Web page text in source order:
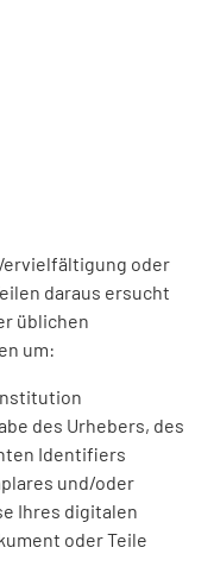
oder
daraus ersucht
üblichen
um:
des Urhebers, des
Identifiers
und/oder
Ihres digitalen
oder Teile